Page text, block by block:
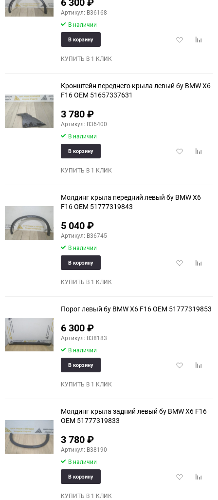
Артикул: B36168
В наличии
Добавить
В корзину
КУПИТЬ В 1 КЛИК
Кронштейн переднего крыла левый бу BMW X6
F16 OEM 51657337631
3 780₽
Артикул: B36400
В наличии
Добавить
В корзину
КУПИТЬ В 1 КЛИК
Молдинг крыла передний левый бу BMW X6
F16 OEM 51777319843
5 040₽
Артикул: B36745
В наличии
Добавить
В корзину
КУПИТЬ В 1 КЛИК
Порог левый бу BMW X6 F16 OEM 51777319853
6 300₽
Артикул: B38183
В наличии
Добавить
В корзину
КУПИТЬ В 1 КЛИК
Молдинг крыла задний левый бу BMW X6 F16
OEM 51777319833
3 780₽
Артикул: B38190
В наличии
Добавить
В корзину
КУПИТЬ В 1 КЛИК